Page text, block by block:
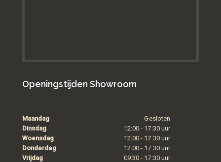
Openingstijden Showroom
Maandag
Gesloten
Dinsdag
12:00 - 17:30 uur
Woensdag
12:00 - 17:30 uur
Donderdag
12:00 - 17:30 uur
Vrijdag
09:30 - 17:30 uur